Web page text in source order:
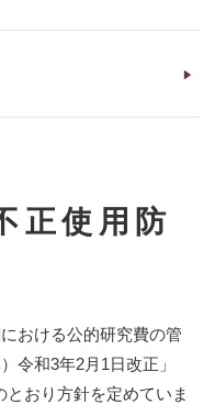
正使用防
おける公的研究費の管
令和3年2月1日改正」
とおり方針を定めていま